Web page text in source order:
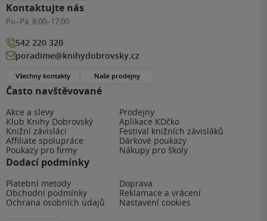
Často navštěvované
Akce a slevy
Prodejny
Klub Knihy Dobrovský
Aplikace KDčko
Knižní závisláci
Festival knižních závisláků
Affiliate spolupráce
Dárkové poukazy
Poukazy pro firmy
Nákupy pro školy
Dodací podmínky
Platební metody
Doprava
Obchodní podmínky
Reklamace a vrácení
Ochrana osobních údajů
Nastavení cookies
Kontaktujte nás
Po–Pá: 8:00–17:00
542 220 320
poradime@knihydobrovsky.cz
Všechny kontakty Naše prodejny